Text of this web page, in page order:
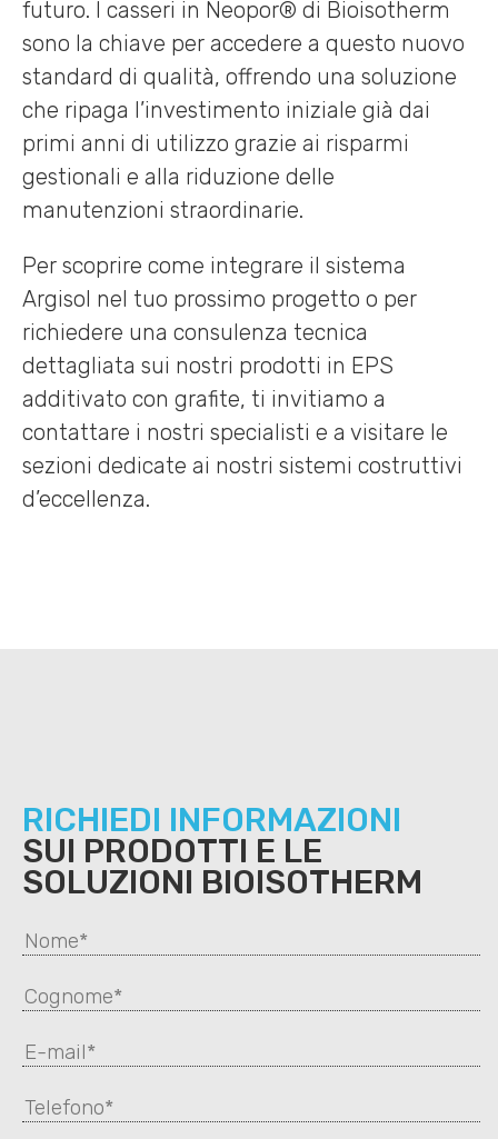
futuro. I casseri in Neopor® di Bioisotherm
sono la chiave per accedere a questo nuovo
standard di qualità, offrendo una soluzione
che ripaga l’investimento iniziale già dai
primi anni di utilizzo grazie ai risparmi
gestionali e alla riduzione delle
manutenzioni straordinarie.
Per scoprire come integrare il sistema
Argisol nel tuo prossimo progetto o per
richiedere una consulenza tecnica
dettagliata sui nostri prodotti in EPS
additivato con grafite, ti invitiamo a
contattare i nostri specialisti e a visitare le
sezioni dedicate ai nostri sistemi costruttivi
d’eccellenza.
RICHIEDI INFORMAZIONI
SUI PRODOTTI E LE
SOLUZIONI BIOISOTHERM